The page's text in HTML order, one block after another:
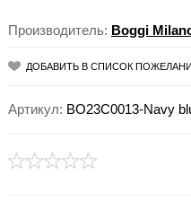
Производитель: Boggi
ДОБАВИТЬ В СПИСОК
Артикул: BO23C0013-Navy